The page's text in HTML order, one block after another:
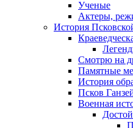
Ученые
Актеры,
История
Смотрю на
Памятные
История
Псков
Военная